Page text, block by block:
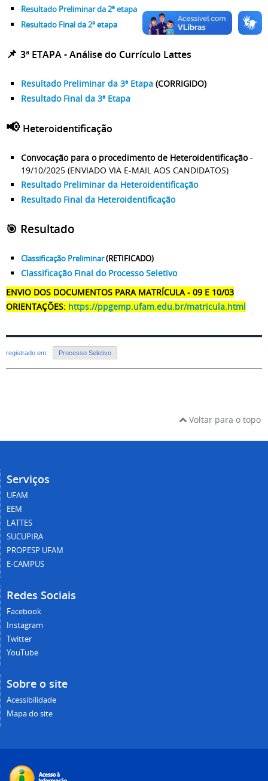
Resultado Preliminar da 2ª etapa
Resultado Final da 2ª etapa
📌 3ª ETAPA - Análise do Currículo Lattes
Resultado Preliminar da 3ª Etapa (CORRIGIDO)
Resultado Final da 3ª Etapa
📢 Heteroidentificação
Convocação para o procedimento de Heteroidentificação-
19/10/2025 (ENVIADO VIA E-MAIL AOS CANDIDATOS)
Resultado Preliminar da Heteroidentificação
Resultado Final da Heteroidentificação
🎯 Resultado
Classificação Preliminar(RETIFICADO)
Classificação Final do Processo Seletivo
ENVIO DOS DOCUMENTOS PARA MATRÍCULA - 09 E 10/03
ORIENTAÇÕES: https://ppgemp.ufam.edu.br/matricula.html
registrado em: Processo Seletivo
Voltar para o topo
Serviços
UFAM
EEM
LATTES
SUCUPIRA
PROPESP UFAM
E-CAMPUS
Redes Sociais
Facebook
Instagram
Twitter
YouTube
Sobre o site
Acessibilidade
Mapa do site